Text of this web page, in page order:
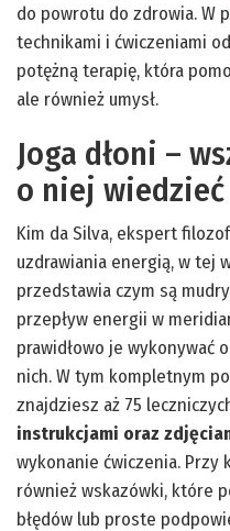
do powrotu do zdrowia. W
technikami i ćwiczeniami
potężną terapię, która
ale również umysł.
Joga dłoni –
o niej wiedzieć
Kim da Silva, ekspert
uzdrawiania energią, w tej
przedstawia czym są
przepływ energii w
prawidłowo je wykonywać
nich. W tym kompletnym
znajdziesz aż 75
instrukcjami oraz
wykonanie ćwiczenia. Przy
również wskazówki, które
błędów lub proste